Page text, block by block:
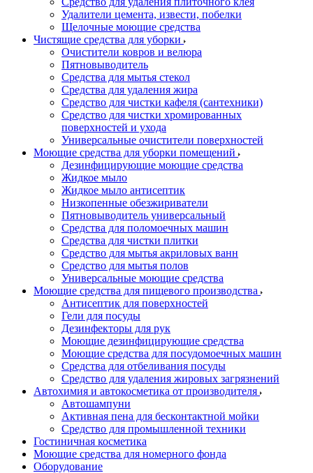
Удалители цемента, извести, побелки
Щелочные моющие средства
Чистящие средства для уборки
Очистители ковров и велюра
Пятновыводитель
Средства для мытья стекол
Средства для удаления жира
Средство для чистки кафеля (сантехники)
Средство для чистки хромированных
поверхностей и ухода
Универсальные очистители поверхностей
Моющие средства для уборки помещений
Дезинфицирующие моющие средства
Жидкое мыло
Жидкое мыло антисептик
Низкопенные обезжириватели
Пятновыводитель универсальный
Средства для поломоечных машин
Средства для чистки плитки
Средство для мытья акриловых ванн
Средство для мытья полов
Универсальные моющие средства
Моющие средства для пищевого производства
Антисептик для поверхностей
Гели для посуды
Дезинфекторы для рук
Моющие дезинфицирующие средства
Моющие средства для посудомоечных машин
Средства для отбеливания посуды
Средство для удаления жировых загрязнений
Автохимия и автокосметика от производителя
Автошампуни
Активная пена для бесконтактной мойки
Средство для промышленной техники
Гостиничная косметика
Моющие средства для номерного фонда
Оборудование